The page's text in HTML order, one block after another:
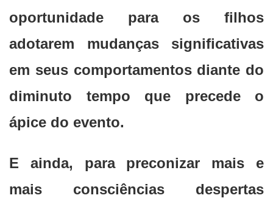
oportunidade para os filhos
adotarem mudanças significativas
em seus comportamentos diante do
diminuto tempo que precede o
ápice do evento.
E ainda, para preconizar mais e
mais consciências despertas